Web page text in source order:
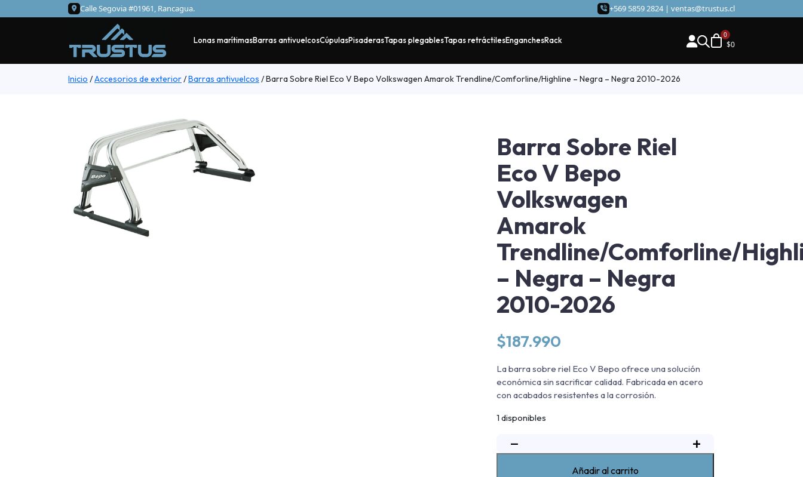
Calle Segovia #01961, Rancagua. +569 5859 2824 | ventas@trustus.cl
Lonas marítimasBarras antivuelcosCúpulasPisaderasTapas plegablesTapas retráctilesEnganchesRack $0
Inicio /Accesorios de exterior/Barras antivuelcos /Barra Sobre Riel Eco V Bepo Volkswagen Amarok Trendline/Comforline/Highline – Negra – Negra 2010-2026
Barra Sobre Riel
Eco V Bepo
Volkswagen
Amarok
Trendline/Comforline/
– Negra – Negra
2010-2026
$187.990
La barra sobre riel Eco V Bepo ofrece una solución
económica sin sacrificar calidad. Fabricada en acero
con acabados resistentes a la corrosión.
1 disponibles
−
Sobre
+
Añadir al carrito